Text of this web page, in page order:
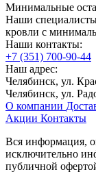
Минимальные
Наши
кровли с
Наши контакты:
+7 (351) 700-90-44
Наш адрес:
Челябинск, ул.
Челябинск, ул.
О компании
Акции Контакты
Вся информация,
исключительно
публичной